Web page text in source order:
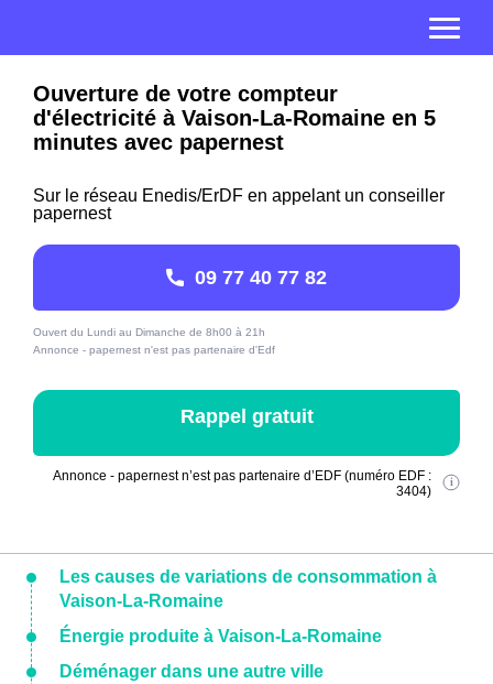
Ouverture de votre compteur
d'électricité à Vaison-La-Romaine en 5
minutes avec papernest
Sur le réseau Enedis/ErDF en appelant un conseiller
papernest
09 77 40 77 82
Ouvert du Lundi au Dimanche de 8h00 à 21h
Annonce - papernest n'est pas partenaire d'Edf
Rappel gratuit
Annonce - papernest n’est pas partenaire d’EDF (numéro EDF :
3404)
Les causes de variations de consommation à
Vaison-La-Romaine
Énergie produite à Vaison-La-Romaine
Déménager dans une autre ville